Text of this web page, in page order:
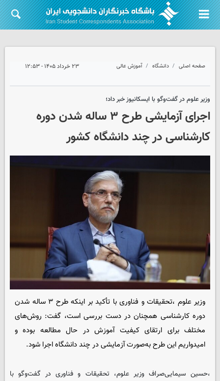
صفحه اصلی دانشگاه آموزش عالی ۲۳ خرداد ۱۴۰۵ - ۱۲:۵۳
وزیر علوم در گفت‌وگو با ایسکانیوز خبر داد؛
اجرای آزمایشی طرح ۳ ساله شدن دوره
کارشناسی در چند دانشگاه کشور
وزیر علوم ،تحقیقات و فناوری با تأکید بر اینکه طرح ۳ ساله شدن
دوره کارشناسی همچنان در دست بررسی است، گفت: روش‌های
مختلف برای ارتقای کیفیت آموزش در حال مطالعه بوده و
امیدواریم این طرح به‌صورت آزمایشی در چند دانشگاه اجرا شود.
،حسین سیمایی‌صراف وزیر علوم، تحقیقات و فناوری در گفت‌وگو با